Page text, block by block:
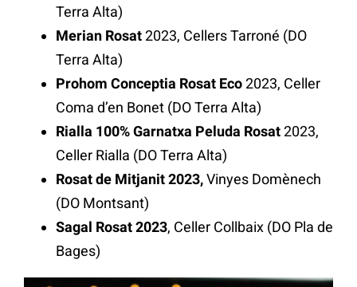
Terra Alta)
Merian Rosat2023, Cellers Tarroné (DO
Terra Alta)
Prohom Conceptia Rosat Eco2023, Celler
Coma d’en Bonet (DO Terra Alta)
Rialla 100%Garnatxa Peluda Rosat2023,
Celler Rialla (DO Terra Alta)
Rosat de Mitjanit 2023,Vinyes Domènech
(DO Montsant)
Sagal Rosat 2023, Celler Collbaix (DO Pla de
Bages)